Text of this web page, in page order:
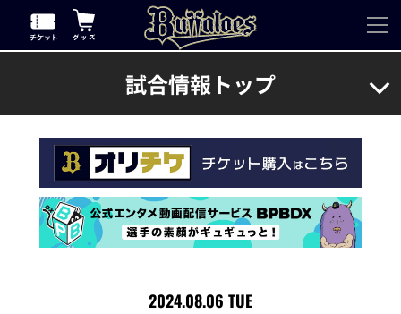
試合情報トップ
2024.08.06 TUE